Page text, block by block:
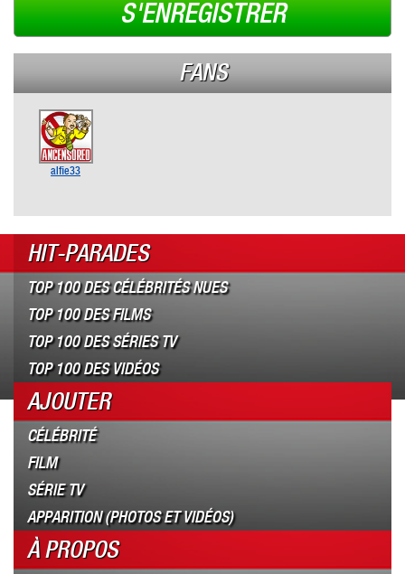
S'ENREGISTRER
FANS
alfie33
HIT-PARADES
TOP 100 DES CÉLÉBRITÉS NUES
TOP 100 DES FILMS
TOP 100 DES SÉRIES TV
TOP 100 DES VIDÉOS
AJOUTER
CÉLÉBRITÉ
FILM
SÉRIE TV
APPARITION (PHOTOS ET VIDÉOS)
À PROPOS